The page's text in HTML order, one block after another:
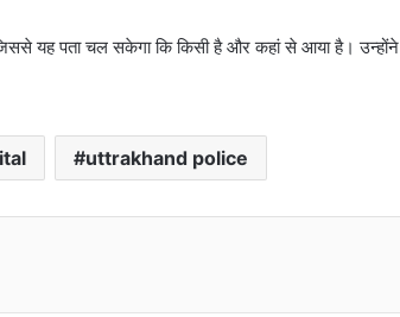
यह पता चल सकेगा कि किसी है और कहां से आया है। उन्होंने
uttrakhand police